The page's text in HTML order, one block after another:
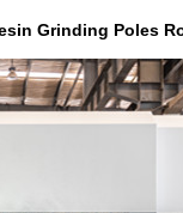
Grinding Poles